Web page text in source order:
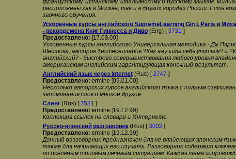
французскому, испанскому, итальянскому и русскому языкам.
расположены как в Москве, так и в других городах России. Есть
заочного обучения.
Ускоренные курсы английского SupremeLearning Gin I. Paris и
- рекордсмена Книг Гиннесса и Диво(Eng) [3731 ]
Предоставлено: [17.03.00]
Ускоренные курсы английского Универсальная методика -
Шестова, авторов бестеселлеров ?Как научить себя учиться? и
английский? - быстрого совершенствования любого уровня
американским английским гарантирующая конечный результат.
Английский язык через Internet(Rus) [2747 ]
Предоставлено: ermine [09.01.00]
Несколько авторских курсов английского языка с полным
запоминания слов и многое другое.
Сленг(Rus) [2531 ]
Предоставлено: ermine [19.12.99]
Коллекция ссылок на словари и Интернете
Русско-японский разговорник(Rus) [3002 ]
Предоставлено: ermine [19.12.99]
Данный разговорник предназначен для не владеющих японским
также для начинающих его изучать. Разговорник содержит
по основным типовым речевым ситуациям. Каждая тема